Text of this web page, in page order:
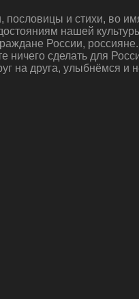
пословицы и стихи, во
нашей
России,
ничего сделать для
на друга, улыбнёмся и